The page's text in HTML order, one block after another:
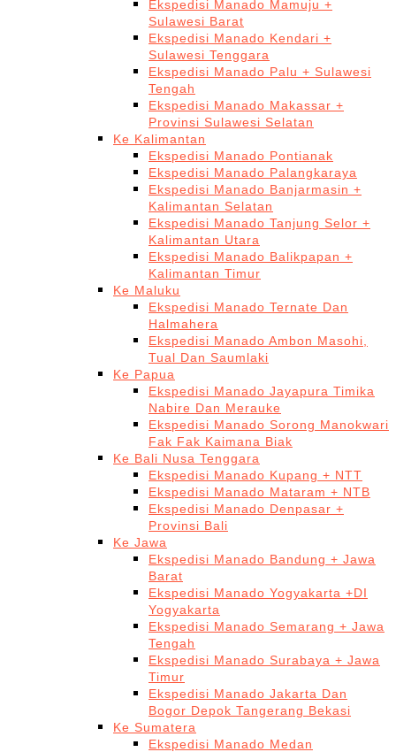
Ekspedisi Manado Mamuju +
Sulawesi Barat
Ekspedisi Manado Kendari +
Sulawesi Tenggara
Ekspedisi Manado Palu + Sulawesi
Tengah
Ekspedisi Manado Makassar +
Provinsi Sulawesi Selatan
Ke Kalimantan
Ekspedisi Manado Pontianak
Ekspedisi Manado Palangkaraya
Ekspedisi Manado Banjarmasin +
Kalimantan Selatan
Ekspedisi Manado Tanjung Selor +
Kalimantan Utara
Ekspedisi Manado Balikpapan +
Kalimantan Timur
Ke Maluku
Ekspedisi Manado Ternate Dan
Halmahera
Ekspedisi Manado Ambon Masohi,
Tual Dan Saumlaki
Ke Papua
Ekspedisi Manado Jayapura Timika
Nabire Dan Merauke
Ekspedisi Manado Sorong Manokwari
Fak Fak Kaimana Biak
Ke Bali Nusa Tenggara
Ekspedisi Manado Kupang + NTT
Ekspedisi Manado Mataram + NTB
Ekspedisi Manado Denpasar +
Provinsi Bali
Ke Jawa
Ekspedisi Manado Bandung + Jawa
Barat
Ekspedisi Manado Yogyakarta +DI
Yogyakarta
Ekspedisi Manado Semarang + Jawa
Tengah
Ekspedisi Manado Surabaya + Jawa
Timur
Ekspedisi Manado Jakarta Dan
Bogor Depok Tangerang Bekasi
Ke Sumatera
Ekspedisi Manado Medan